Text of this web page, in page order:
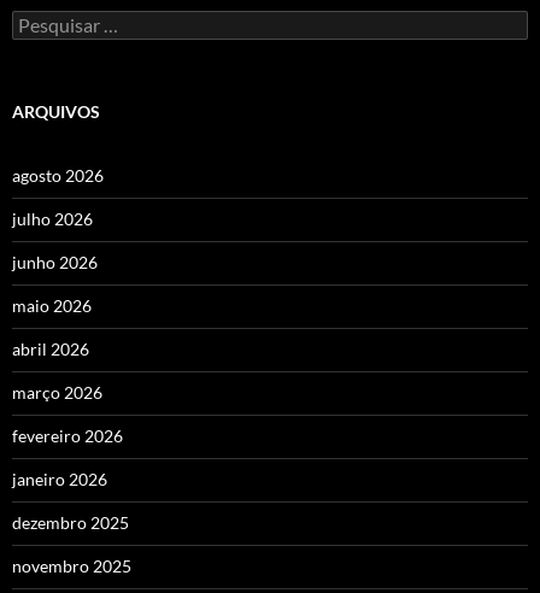
Pesquisar
por:
ARQUIVOS
agosto 2026
julho 2026
junho 2026
maio 2026
abril 2026
março 2026
fevereiro 2026
janeiro 2026
dezembro 2025
novembro 2025